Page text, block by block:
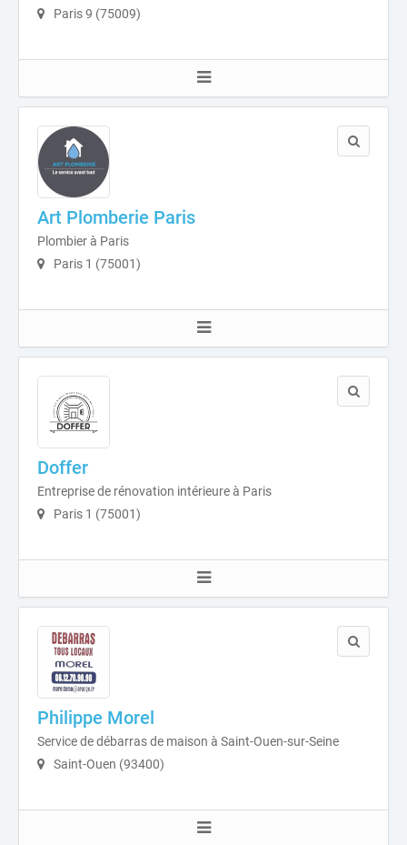
Paris 9 (75009)
Art Plomberie Paris
Plombier à Paris
Paris 1 (75001)
Doffer
Entreprise de rénovation intérieure à Paris
Paris 1 (75001)
Philippe Morel
Service de débarras de maison à Saint-Ouen-sur-Seine
Saint-Ouen (93400)